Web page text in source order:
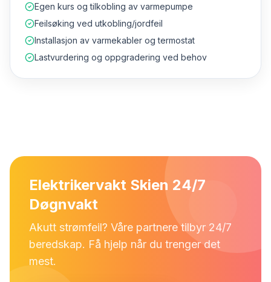
Egen kurs og tilkobling av varmepumpe
Feilsøking ved utkobling/jordfeil
Installasjon av varmekabler og termostat
Lastvurdering og oppgradering ved behov
Elektrikervakt Skien 24/7
Døgnvakt
Akutt strømfeil? Våre partnere tilbyr 24/7
beredskap. Få hjelp når du trenger det
mest.